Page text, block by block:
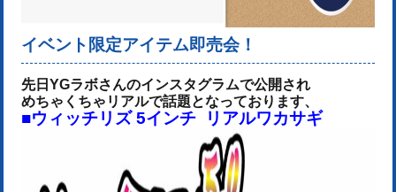
イベント限定アイテム即売会！
先日YGラボさんのインスタグラムで公開され
めちゃくちゃリアルで話題となっております、
■ウィッチリズ 5インチ リアルワカサギ